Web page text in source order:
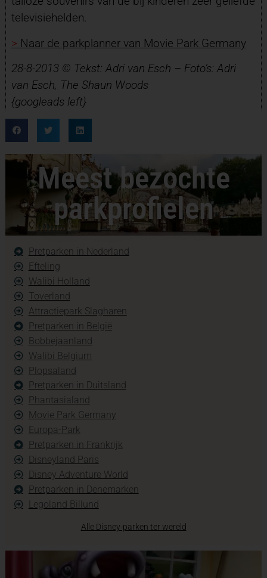
televisiehelden.
> Naar de parkplanner van Movie Park Germany
28-8-2013 © Tekst: Adri van Esch – Foto’s: Adri
van Esch, The Shaun Woods
{googleads left}
Meest bezochte
parkprofielen
Pretparken in Nederland
Efteling
Walibi Holland
Toverland
Attractiepark Slagharen
Pretparken in België
Bobbejaanland
Walibi Belgium
Plopsaland
Pretparken in Duitsland
Phantasialand
Movie Park Germany
Europa-Park
Pretparken in Frankrijk
Disneyland Paris
Disney Adventure World
Pretparken in Denemarken
Legoland Billund
Alle Disney-parken ter wereld